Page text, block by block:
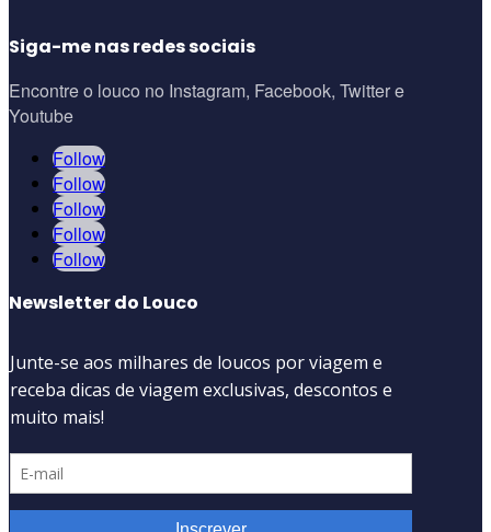
Siga-me nas redes sociais
Encontre o louco no Instagram, Facebook, Twitter e
Youtube
Follow
Follow
Follow
Follow
Follow
Newsletter do Louco